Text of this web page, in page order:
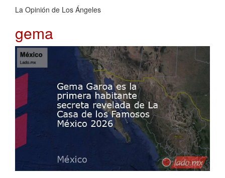
La Opinión de Los Ángeles
gema